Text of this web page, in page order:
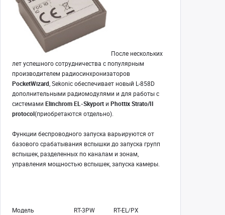
После нескольких
лет успешного сотрудничества с популярным
производителем радиосинхронизаторов
PocketWizard , Sekonic обеспечивает новый L-858D
дополнительными радиомодулями и для работы с
системами Elinchrom EL-Skyport и Phottix Strato/II
protocol(приобретаются отдельно).
Функции беспроводного запуска варьируются от
базового срабатывания вспышки до запуска групп
вспышек, разделенных по каналам и зонам,
управления мощностью вспышек, запуска камеры.
Модель
RT-3PW RT-EL/PX